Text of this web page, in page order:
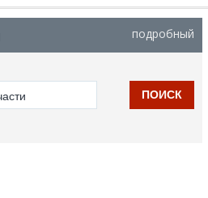
подробный
ПОИСК